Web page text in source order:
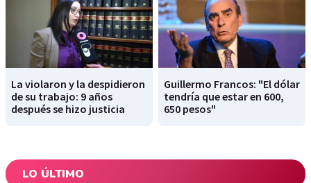
La violaron y la despidieron
de su trabajo: 9 años
después se hizo justicia
Guillermo Francos: "El dólar
tendría que estar en 600,
650 pesos"
LO ÚLTIMO